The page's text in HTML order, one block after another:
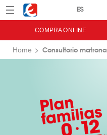
Menú Eroski
COMPRA ONLINE
Home Consultorio matrona